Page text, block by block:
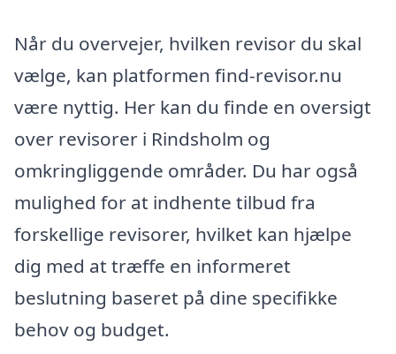
Når du overvejer, hvilken revisor du skal
vælge, kan platformen find-revisor.nu
være nyttig. Her kan du finde en oversigt
over revisorer i Rindsholm og
omkringliggende områder. Du har også
mulighed for at indhente tilbud fra
forskellige revisorer, hvilket kan hjælpe
dig med at træffe en informeret
beslutning baseret på dine specifikke
behov og budget.